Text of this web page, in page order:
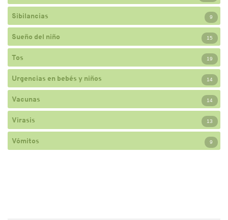
Sibilancias 9
Sueño del niño 15
Tos 19
Urgencias en bebés y niños 14
Vacunas 14
Virasis 13
Vómitos 9